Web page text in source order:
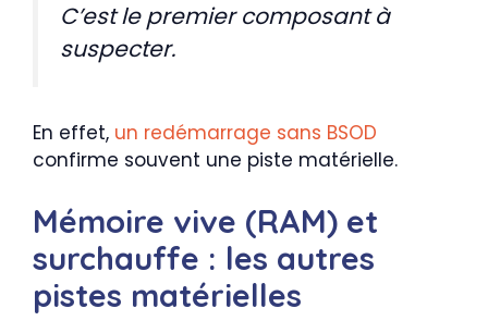
C’est le premier composant à
suspecter.
En effet, un redémarrage sans BSOD
confirme souvent une piste matérielle.
Mémoire vive (RAM) et
surchauffe : les autres
pistes matérielles